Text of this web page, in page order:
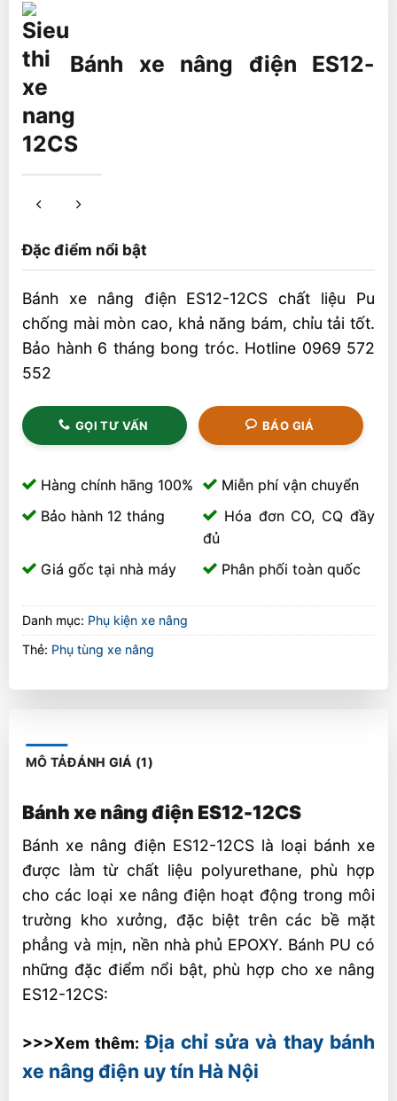
Bánh xe nâng điện ES12-
12CS
Đặc điểm nổi bật
Bánh xe nâng điện ES12-12CS chất liệu Pu
chống mài mòn cao, khả năng bám, chỉu tải tốt.
Bảo hành 6 tháng bong tróc. Hotline 0969 572
552
GỌI TƯ VẤN BÁO GIÁ
Hàng chính hãng 100%
Miễn phí vận chuyển
Bảo hành 12 tháng
Hóa đơn CO, CQ đầy
đủ
Giá gốc tại nhà máy
Phân phối toàn quốc
Danh mục: Phụ kiện xe nâng
Thẻ: Phụ tùng xe nâng
MÔ TẢĐÁNH GIÁ (1)
Bánh xe nâng điện ES12-12CS
Bánh xe nâng điện ES12-12CS là loại bánh xe
được làm từ chất liệu polyurethane, phù hợp
cho các loại xe nâng điện hoạt động trong môi
trường kho xưởng, đặc biệt trên các bề mặt
phẳng và mịn, nền nhà phủ EPOXY. Bánh PU có
những đặc điểm nổi bật, phù hợp cho xe nâng
ES12-12CS:
>>>Xem thêm:Địa chỉ sửa và thay bánh
xe nâng điện uy tín Hà Nội